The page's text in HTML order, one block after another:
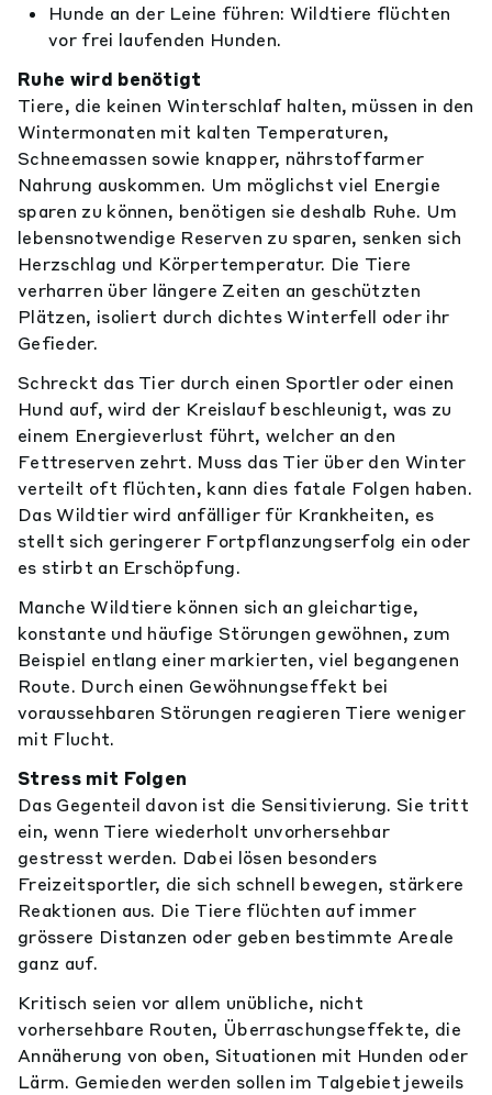
Hunde an der Leine führen: Wildtiere flüchten
vor frei laufenden Hunden.
Ruhe wird benötigt
Tiere, die keinen Winterschlaf halten, müssen in den
Wintermonaten mit kalten Temperaturen,
Schneemassen sowie knapper, nährstoffarmer
Nahrung auskommen. Um möglichst viel Energie
sparen zu können, benötigen sie deshalb Ruhe. Um
lebensnotwendige Reserven zu sparen, senken sich
Herzschlag und Körpertemperatur. Die Tiere
verharren über längere Zeiten an geschützten
Plätzen, isoliert durch dichtes Winterfell oder ihr
Gefieder.
Schreckt das Tier durch einen Sportler oder einen
Hund auf, wird der Kreislauf beschleunigt, was zu
einem Energieverlust führt, welcher an den
Fettreserven zehrt. Muss das Tier über den Winter
verteilt oft flüchten, kann dies fatale Folgen haben.
Das Wildtier wird anfälliger für Krankheiten, es
stellt sich geringerer Fortpflanzungserfolg ein oder
es stirbt an Erschöpfung.
Manche Wildtiere können sich an gleichartige,
konstante und häufige Störungen gewöhnen, zum
Beispiel entlang einer markierten, viel begangenen
Route. Durch einen Gewöhnungseffekt bei
voraussehbaren Störungen reagieren Tiere weniger
mit Flucht.
Stress mit Folgen
Das Gegenteil davon ist die Sensitivierung. Sie tritt
ein, wenn Tiere wiederholt unvorhersehbar
gestresst werden. Dabei lösen besonders
Freizeitsportler, die sich schnell bewegen, stärkere
Reaktionen aus. Die Tiere flüchten auf immer
grössere Distanzen oder geben bestimmte Areale
ganz auf.
Kritisch seien vor allem unübliche, nicht
vorhersehbare Routen, Überraschungseffekte, die
Annäherung von oben, Situationen mit Hunden oder
Lärm. Gemieden werden sollen im Talgebiet jeweils